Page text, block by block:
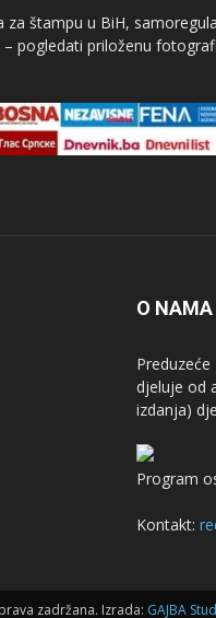
za štampu u BiH,
pogledati priloženu
O NAMA
djeluje od
izdanja)
Program
Kontakt:
zadržana. Izrada: GAJBA